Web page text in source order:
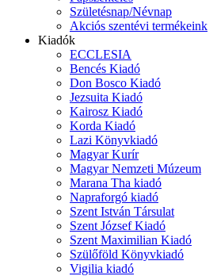
Születésnap/Névnap
Akciós szentévi termékeink
Kiadók
ECCLESIA
Bencés Kiadó
Don Bosco Kiadó
Jezsuita Kiadó
Kairosz Kiadó
Korda Kiadó
Lazi Könyvkiadó
Magyar Kurír
Magyar Nemzeti Múzeum
Marana Tha kiadó
Napraforgó kiadó
Szent István Társulat
Szent József Kiadó
Szent Maximilian Kiadó
Szülőföld Könyvkiadó
Vigilia kiadó